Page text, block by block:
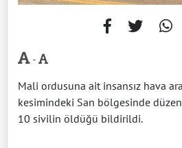
-
Mali ordusuna ait insansız hava
kesimindeki San bölgesinde
10 sivilin öldüğü bildirildi.